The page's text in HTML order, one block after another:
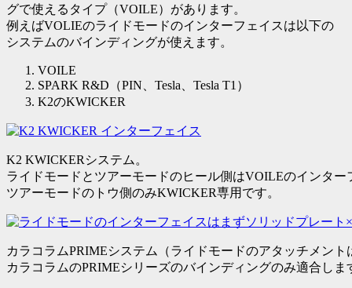
グで使えるタイプ（VOILE）があります。
例えばVOLIEのライドモードのインターフェイスは以下の
システムのバインディングが使えます。
VOILE
SPARK R&D（PIN、Tesla、Tesla T1）
K2のKWICKER
K2 KWICKERシステム。
ライドモードとツアーモードのヒール側はVOILEのインター
ツアーモードのトウ側のみKWICKER専用です。
カラコラムPRIMEシステム（ライドモードのアタッチメン
カラコラムのPRIMEシリーズのバインディングのみ適合しま